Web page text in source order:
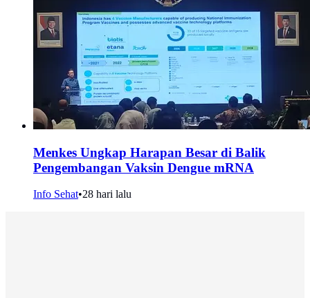
Menkes Ungkap Harapan Besar di Balik
Pengembangan Vaksin Dengue mRNA
Info Sehat•28 hari lalu